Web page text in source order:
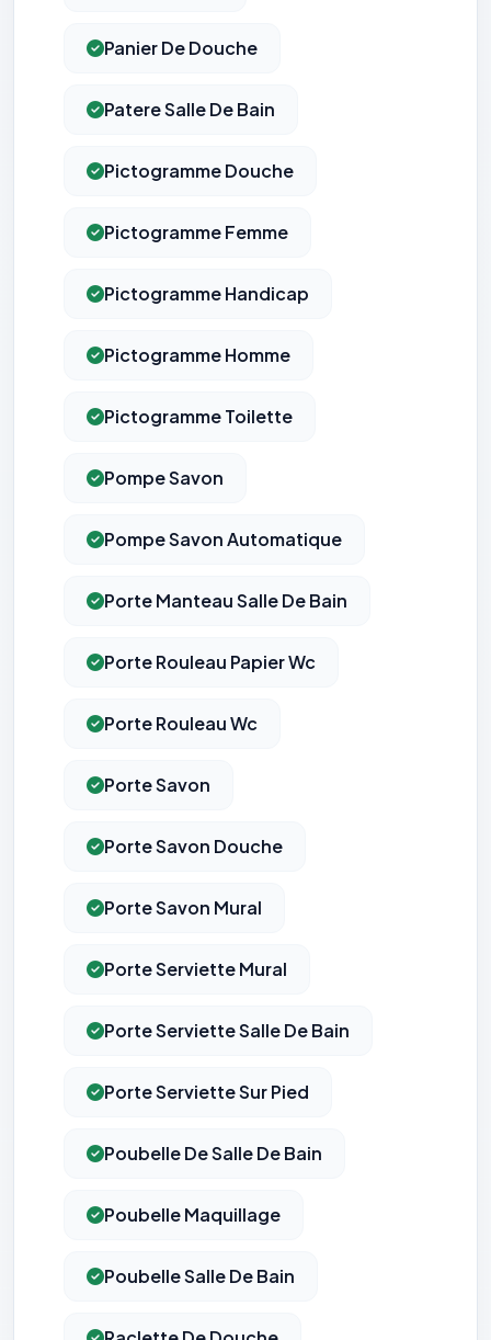
Panier De Douche
Patere Salle De Bain
Pictogramme Douche
Pictogramme Femme
Pictogramme Handicap
Pictogramme Homme
Pictogramme Toilette
Pompe Savon
Pompe Savon Automatique
Porte Manteau Salle De Bain
Porte Rouleau Papier Wc
Porte Rouleau Wc
Porte Savon
Porte Savon Douche
Porte Savon Mural
Porte Serviette Mural
Porte Serviette Salle De Bain
Porte Serviette Sur Pied
Poubelle De Salle De Bain
Poubelle Maquillage
Poubelle Salle De Bain